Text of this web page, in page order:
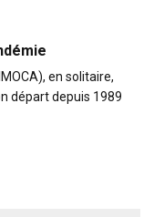
en solitaire,
départ depuis 1989